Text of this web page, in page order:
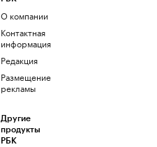
О компании
Контактная
информация
Редакция
Размещение
рекламы
Другие
продукты
РБК